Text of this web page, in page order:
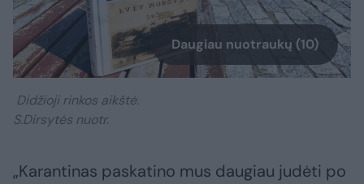
Daugiau nuotraukų (10)
Didžioji rinkos aikštė.
S.Dirsytės nuotr.
„Karantinas paskatino mus daugiau judėti po